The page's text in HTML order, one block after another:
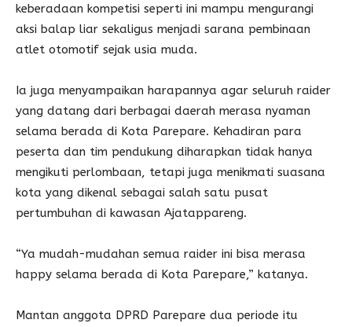
keberadaan kompetisi seperti ini mampu mengurangi
aksi balap liar sekaligus menjadi sarana pembinaan
atlet otomotif sejak usia muda.
Ia juga menyampaikan harapannya agar seluruh raider
yang datang dari berbagai daerah merasa nyaman
selama berada di Kota Parepare. Kehadiran para
peserta dan tim pendukung diharapkan tidak hanya
mengikuti perlombaan, tetapi juga menikmati suasana
kota yang dikenal sebagai salah satu pusat
pertumbuhan di kawasan Ajatappareng.
“Ya mudah-mudahan semua raider ini bisa merasa
happy selama berada di Kota Parepare,” katanya.
Mantan anggota DPRD Parepare dua periode itu